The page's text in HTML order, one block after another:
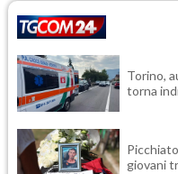
Torino,
torna
giovani